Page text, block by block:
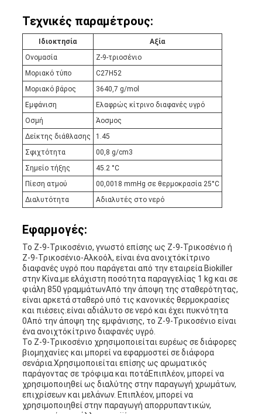
Τεχνικές παραμέτρους:
Ιδιοκτησία
Αξία
Ονομασία
Ζ-9-τριοσένιο
Μοριακό τύπο
C27H52
Μοριακό βάρος
3640,7 g/mol
Εμφάνιση
Ελαφρώς κίτρινο διαφανές υγρό
Οσμή
Άοσμος
Δείκτης διάθλασης
1.45
Σφιχτότητα
00,8 g/cm3
Σημείο τήξης
45.2 °C
Πίεση ατμού
00,0018 mmHg σε θερμοκρασία 25°C
Διαλυτότητα
Αδιαλυτές στο νερό
Εφαρμογές:
Το Z-9-Τρικοσένιο, γνωστό επίσης ως Z-9-Τρικοσένιο ή
Z-9-Τρικοσένιο-Αλκοόλ, είναι ένα ανοιχτόκίτρινο
διαφανές υγρό που παράγεται από την εταιρεία Biokiller
στην Κίνα.με ελάχιστη ποσότητα παραγγελίας 1 kg και σε
φιάλη 850 γραμμάτωνΑπό την άποψη της σταθερότητας,
είναι αρκετά σταθερό υπό τις κανονικές θερμοκρασίες
και πιέσεις.είναι αδιάλυτο σε νερό και έχει πυκνότητα
0Από την άποψη της εμφάνισης, το Z-9-Τρικοσένιο είναι
ένα ανοιχτόκίτρινο διαφανές υγρό.
Το Z-9-Τρικοσένιο χρησιμοποιείται ευρέως σε διάφορες
βιομηχανίες και μπορεί να εφαρμοστεί σε διάφορα
σενάρια.Χρησιμοποιείται επίσης ως αρωματικός
παράγοντας σε τρόφιμα και ποτάΕπιπλέον, μπορεί να
χρησιμοποιηθεί ως διαλύτης στην παραγωγή χρωμάτων,
επιχρίσεων και μελάνων. Επιπλέον, μπορεί να
χρησιμοποιηθεί στην παραγωγή απορρυπαντικών,